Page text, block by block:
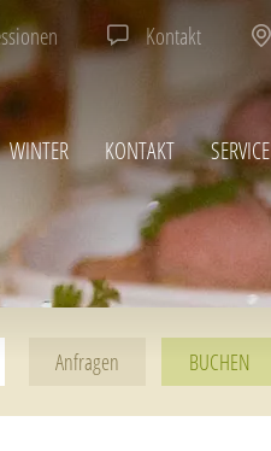
Kontakt
WINTER KONTAKT SERVICE
BUCHEN